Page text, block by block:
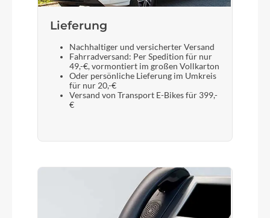
Lieferung
Nachhaltiger und versicherter Versand
Fahrradversand: Per Spedition für nur
49,-€, vormontiert im großen Vollkarton
Oder persönliche Lieferung im Umkreis
für nur 20,-€
Versand von Transport E-Bikes für 399,-
€